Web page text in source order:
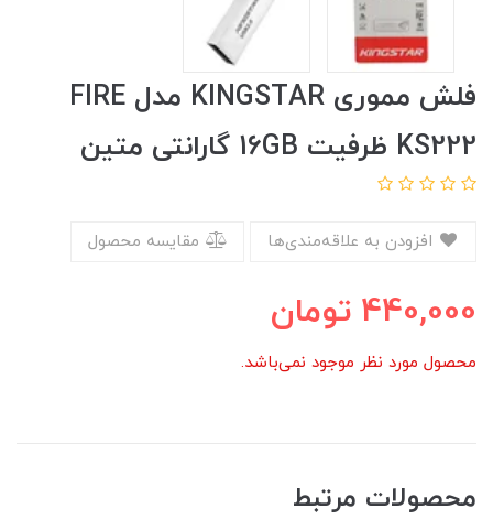
فلش مموری KINGSTAR مدل FIRE
KS222 ظرفیت 16GB گارانتی متین
مقایسه محصول
440,000 تومان
محصول مورد نظر موجود نمی‌باشد.
محصولات مرتبط